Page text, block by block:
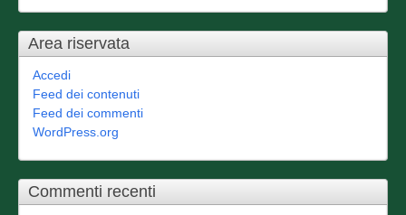
Area riservata
Accedi
Feed dei contenuti
Feed dei commenti
WordPress.org
Commenti recenti